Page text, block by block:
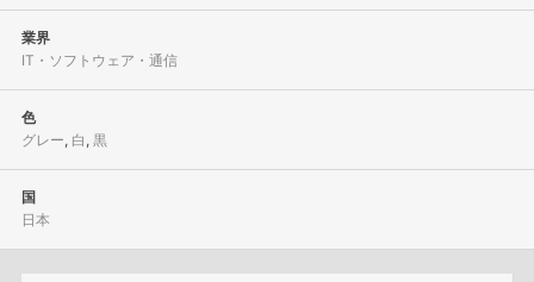
業界
IT・ソフトウェア・通信
色
グレー 白 黒
国
日本